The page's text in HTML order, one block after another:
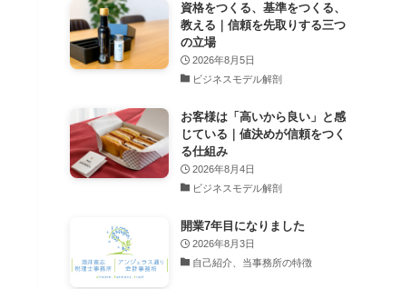
資格をつくる、基準をつくる、
教える｜信頼を先取りする三つ
の立場
2026年8月5日
ビジネスモデル解剖
お客様は「高いから良い」と感
じている｜値決めが信頼をつく
る仕組み
2026年8月4日
ビジネスモデル解剖
開業7年目になりました
2026年8月3日
自己紹介、当事務所の特徴